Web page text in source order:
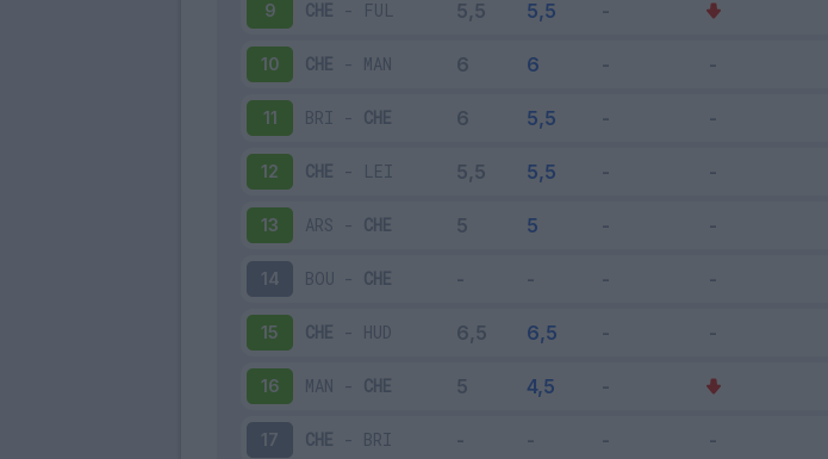
9 CHE - FUL
10 CHE - MAN
11 BRI - CHE
12 CHE - LEI
13 ARS - CHE
14 BOU - CHE
15 CHE - HUD
16 MAN - CHE
17 CHE - BRI